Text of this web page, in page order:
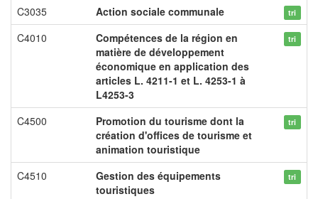
C3035 Action sociale communale tri
C4010
Compétences de la région en
matière de développement
économique en application des
articles L. 4211-1 et L. 4253-1 à
L4253-3
tri
C4500
Promotion du tourisme dont la
création d'offices de tourisme et
animation touristique
tri
C4510
Gestion des équipements
touristiques
tri